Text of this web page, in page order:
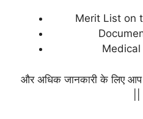
Merit List on
Medical
और अधिक जानकारी के लिए आप